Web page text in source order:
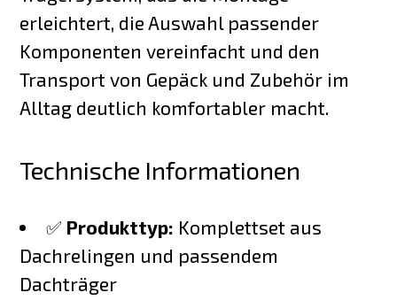
erleichtert, die Auswahl passender
Komponenten vereinfacht und den
Transport von Gepäck und Zubehör im
Alltag deutlich komfortabler macht.
Technische Informationen
✅ Produkttyp: Komplettset aus
Dachrelingen und passendem
Dachträger